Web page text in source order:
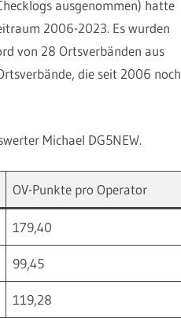
ausgenommen) hatte
2006-2023. Es wurden
von 28 Ortsverbänden aus
die seit 2006 noch
Michael DG5NEW.
OV-Punkte pro Operator
179,40
99,45
119,28